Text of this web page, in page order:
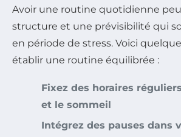
Avoir une routine quotidienne
structure et une prévisibilité qui
en période de stress. Voici
établir une routine équilibrée :
Fixez des horaires
et le sommeil
Intégrez des pauses dans